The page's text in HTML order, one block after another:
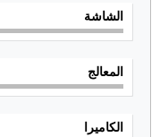
الشاشة
المعالج
الكاميرا